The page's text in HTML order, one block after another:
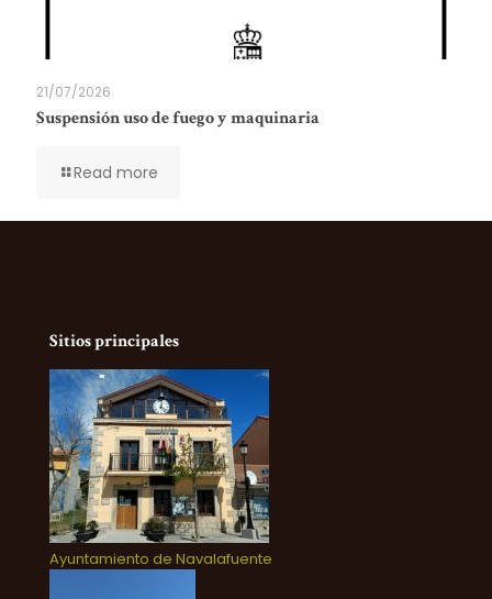
21/07/2026
Suspensión uso de fuego y maquinaria
Read more
Sitios principales
Ayuntamiento de Navalafuente